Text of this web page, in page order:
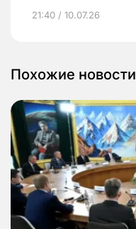
21:40 / 10.07.26
Похожие новости